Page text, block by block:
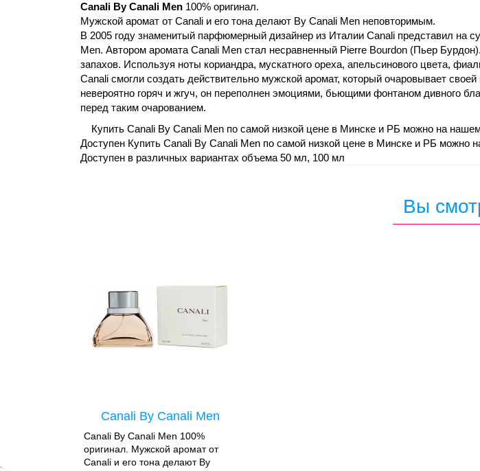
Canali By Canali Men 100% оригинал.
Мужской аромат от Canali и его тона делают By Canali Men неповторимым.
В 2005 году знаменитый парфюмерный дизайнер из Италии Canali представил на
Men. Автором аромата Canali Men стал несравненный Pierre Bourdon (Пьер
запахов. Используя ноты кориандра, мускатного ореха, апельсинового цвета,
Canali смогли создать действительно мужской аромат, который очаровывает
невероятно горяч и жгуч, он переполнен эмоциями, бьющими фонтаном дивного
перед таким очарованием.
Купить Canali By Canali Men по самой низкой цене в Минске и РБ можно на
Доступен Купить Canali By Canali Men по самой низкой цене в Минске и РБ можно
Доступен в различных вариантах объема 50 мл, 100 мл
Вы
Canali By Canali Men
Canali By Canali Men 100%
оригинал. Мужской аромат от
Canali и его тона делают By